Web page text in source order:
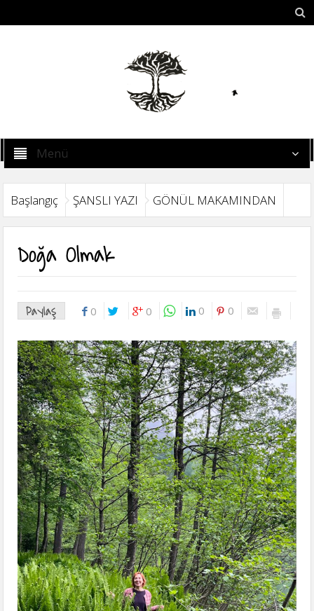
Menü
Başlangıç ŞANSLI YAZI GÖNÜL MAKAMINDAN
Doğa Olmak
Paylaş 0 0 0 0